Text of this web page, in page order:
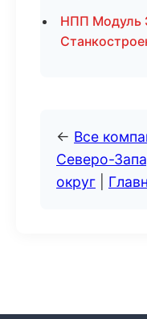
НПП Модуль
← Все
Северо-
округ